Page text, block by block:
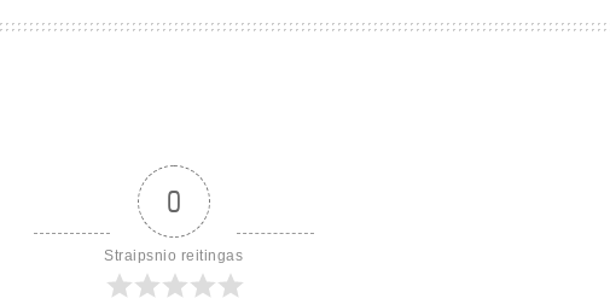
0
Straipsnio reitingas